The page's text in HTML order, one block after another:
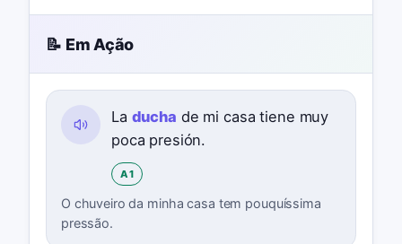
📝 Em Ação
La ducha de mi casa tiene muy
poca presión.
A1
O chuveiro da minha casa tem pouquíssima
pressão.